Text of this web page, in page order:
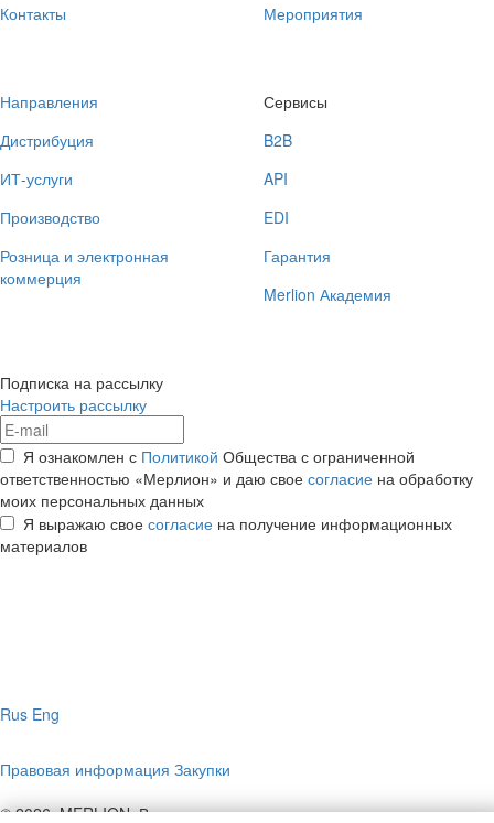
Контакты
Мероприятия
Направления
Дистрибуция
ИТ-услуги
Производство
Розница и электронная
коммерция
Сервисы
B2B
API
EDI
Гарантия
Merlion Академия
Подписка на рассылку
Настроить рассылку
Я ознакомлен с Политикой Общества с ограниченной
ответственностью «Мерлион» и даю свое согласие на обработку
моих персональных данных
Я выражаю свое согласие на получение информационных
материалов
Rus Eng
Правовая информация Закупки
© 2026, MERLION. Все права защищены.